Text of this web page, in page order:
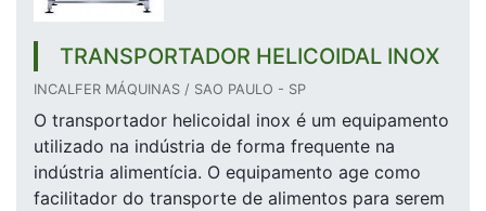
TRANSPORTADOR HELICOIDAL INOX
INCALFER MÁQUINAS / SAO PAULO - SP
O transportador helicoidal inox é um equipamento
utilizado na indústria de forma frequente na
indústria alimentícia. O equipamento age como
facilitador do transporte de alimentos para serem